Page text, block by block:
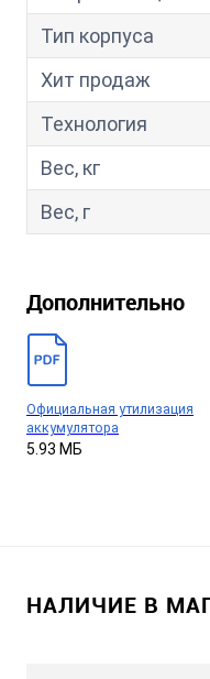
Тип корпуса
Хит продаж
Технология
Вес, кг
Вес, г
Дополнительно
Официальная утилизация
аккумулятора
5.93 МБ
НАЛИЧИЕ В